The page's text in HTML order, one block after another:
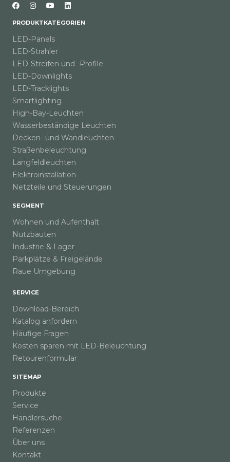
PRODUKTKATEGORIEN
LED-Panels
LED-Strahler
LED-Streifen und -Profile
LED-Downlights
LED-Tracklights
Smartlighting
High-Bay-Leuchten
Wasserbeständige Leuchten
Decken- und Wandleuchten
Straßenbeleuchtung
Langfeldleuchten
Elektroinstallation
Netzteile und Steuerungen
SEGMENT
Wohnen und Aufenthalt
Nutzbauten
Industrie & Lager
Parkplätze & Freigelände
Raue Umgebung
SERVICE
Download-Bereich
Katalog anfordern
Häufige Fragen
Kosten sparen mit LED-Beleuchtung
Retourenformular
SITEMAP
Produkte
Service
Händlersuche
Referenzen
Über uns
Kontakt